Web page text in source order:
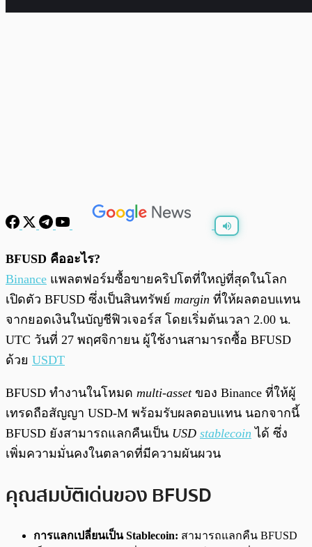
พร้อมเล่น
BFUSD คืออะไร?
Binance แพลตฟอร์มซื้อขายคริปโตที่ใหญ่ที่สุดในโลก
เปิดตัว BFUSD ซึ่งเป็นสินทรัพย์ margin ที่ให้ผลตอบแทน
จากยอดเงินในบัญชีฟิวเจอร์ส โดยเริ่มต้นเวลา 2.00 น.
UTC วันที่ 27 พฤศจิกายน ผู้ใช้งานสามารถซื้อ BFUSD
ด้วย USDT
BFUSD ทำงานในโหมด multi-assetของ Binance ที่ให้ผู้
เทรดถือสัญญา USD-M พร้อมรับผลตอบแทน นอกจากนี้
BFUSD ยังสามารถแลกคืนเป็น USD stablecoin ได้ ซึ่ง
เพิ่มความมั่นคงในตลาดที่มีความผันผวน
คุณสมบัติเด่นของ BFUSD
การแลกเปลี่ยนเป็น Stablecoin: สามารถแลกคืน BFUSD